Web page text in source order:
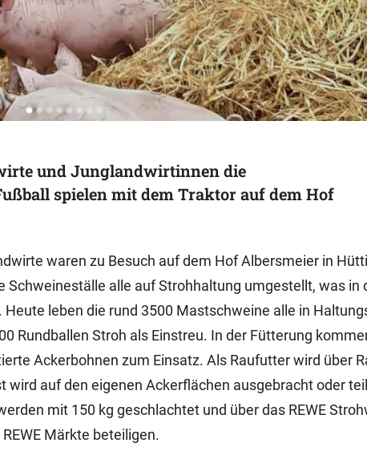
und Junglandwirtinnen die
spielen mit dem Traktor auf dem Hof
waren zu Besuch auf dem Hof Albersmeier in
Schweineställe alle auf Strohhaltung umgestellt, was in
leben die rund 3500 Mastschweine alle in
Rundballen Stroh als Einstreu. In der Fütterung
Ackerbohnen zum Einsatz. Als Raufutter wird über
auf den eigenen Ackerflächen ausgebracht oder
mit 150 kg geschlachtet und über das REWE
Märkte beteiligen.